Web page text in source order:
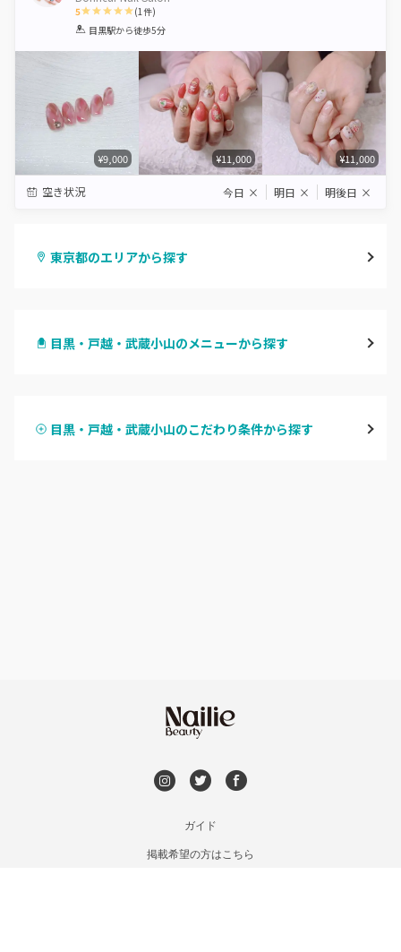
5
1 2 3 4 5
(1件)
目黒駅から徒歩5分
¥9,000 ¥11,000 ¥11,000
空き状況 今日 × 明日 × 明後日 ×
東京都のエリアから探す
原宿
目黒・戸越・武蔵小山のメニューから探す
ハンドスカルプ
目黒・戸越・武蔵小山のこだわり条件から探す
ガイド
掲載希望の方はこちら